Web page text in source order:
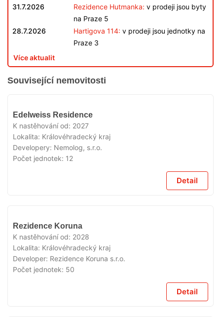
31.7.2026
Rezidence Hutmanka: v prodeji jsou byty
na Praze 5
28.7.2026
Hartigova 114: v prodeji jsou jednotky na
Praze 3
Více aktualit
Související nemovitosti
Edelweiss Residence
K nastěhování od: 2027
Lokalita: Královéhradecký kraj
Developery: Nemolog, s.r.o.
Počet jednotek: 12
Detail
Rezidence Koruna
K nastěhování od: 2028
Lokalita: Královéhradecký kraj
Developer: Rezidence Koruna s.r.o.
Počet jednotek: 50
Detail